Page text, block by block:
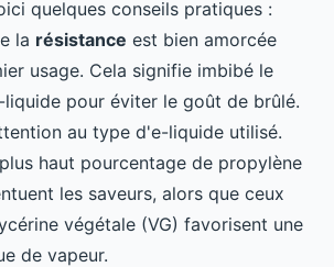
quelques conseils pratiques :
la résistance est bien amorcée
usage. Cela signifie imbibé le
pour éviter le goût de brûlé.
au type d'e-liquide utilisé.
haut pourcentage de propylène
les saveurs, alors que ceux
végétale (VG) favorisent une
de vapeur.